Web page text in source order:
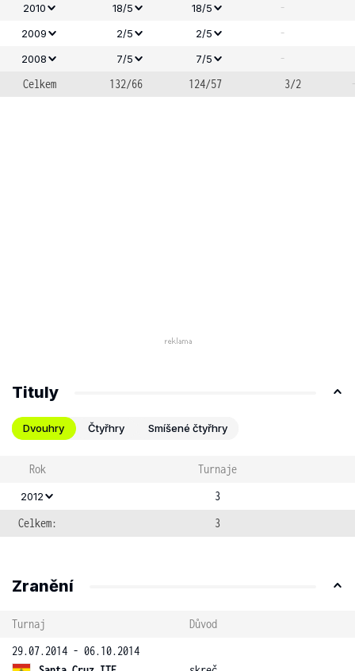
2010
18/5 18/5 -
2009 2/5 2/5 -
2008 7/5 7/5
-
Celkem
132/66 124/57 3/2
Tituly
Dvouhry Čtyřhry Smíšené čtyřhry
Rok Turnaje
2012
3
Celkem:
3
Zranění
Turnaj
Důvod
29.07.2014 - 06.10.2014